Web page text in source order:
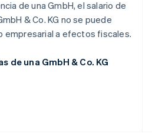
de una GmbH, el salario de
& Co. KG no se puede
empresarial a efectos fiscales.
de una GmbH & Co. KG